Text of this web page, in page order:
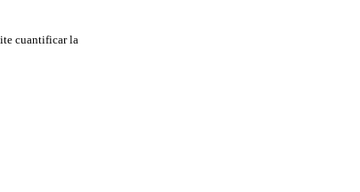
cuantificar la